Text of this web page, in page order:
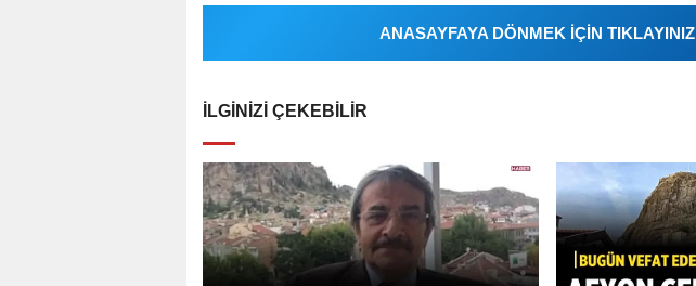
ANASAYFAYA DÖNMEK İÇİN TIKLAYINIZ
İLGINIZI ÇEKEBILIR